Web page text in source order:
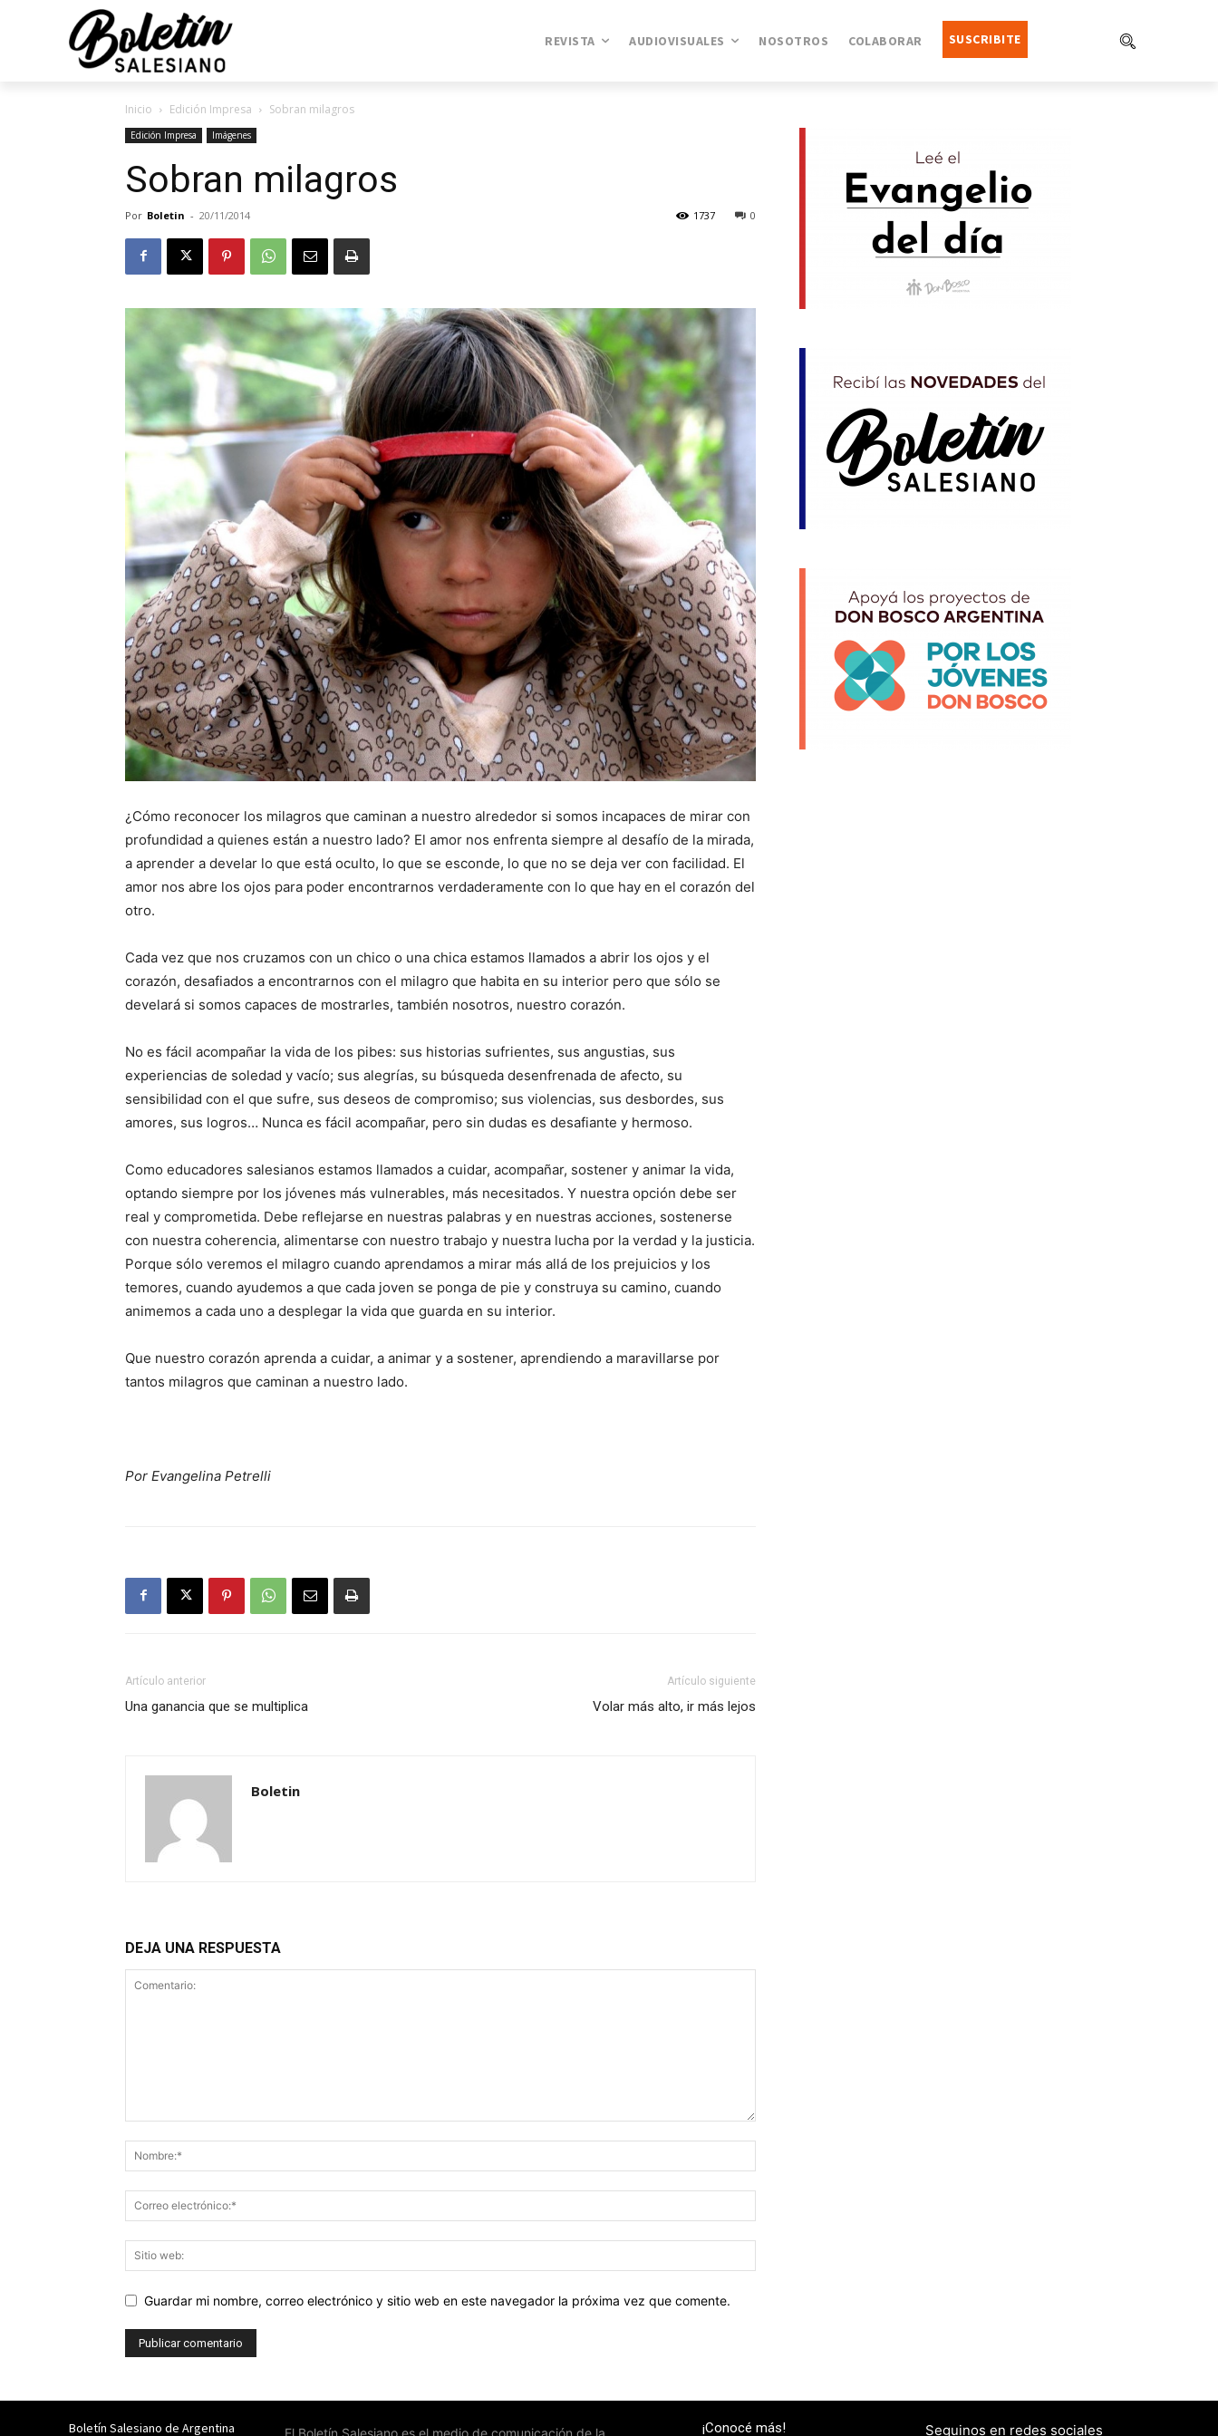
REVISTA AUDIOVISUALES NOSOTROS COLABORAR SUSCRIBITE
Inicio Edición Impresa Sobran milagros
Edición Impresa Imágenes
Sobran milagros
Por Boletin - 20/11/2014 0
1737
¿Cómo reconocer los milagros que caminan a nuestro alrededor si somos incapaces de mirar con
profundidad a quienes están a nuestro lado? El amor nos enfrenta siempre al desafío de la mirada,
a aprender a develar lo que está oculto, lo que se esconde, lo que no se deja ver con facilidad. El
amor nos abre los ojos para poder encontrarnos verdaderamente con lo que hay en el corazón del
otro.
Cada vez que nos cruzamos con un chico o una chica estamos llamados a abrir los ojos y el
corazón, desafiados a encontrarnos con el milagro que habita en su interior pero que sólo se
develará si somos capaces de mostrarles, también nosotros, nuestro corazón.
No es fácil acompañar la vida de los pibes: sus historias sufrientes, sus angustias, sus
experiencias de soledad y vacío; sus alegrías, su búsqueda desenfrenada de afecto, su
sensibilidad con el que sufre, sus deseos de compromiso; sus violencias, sus desbordes, sus
amores, sus logros… Nunca es fácil acompañar, pero sin dudas es desafiante y hermoso.
Como educadores salesianos estamos llamados a cuidar, acompañar, sostener y animar la vida,
optando siempre por los jóvenes más vulnerables, más necesitados. Y nuestra opción debe ser
real y comprometida. Debe reflejarse en nuestras palabras y en nuestras acciones, sostenerse
con nuestra coherencia, alimentarse con nuestro trabajo y nuestra lucha por la verdad y la justicia.
Porque sólo veremos el milagro cuando aprendamos a mirar más allá de los prejuicios y los
temores, cuando ayudemos a que cada joven se ponga de pie y construya su camino, cuando
animemos a cada uno a desplegar la vida que guarda en su interior.
Que nuestro corazón aprenda a cuidar, a animar y a sostener, aprendiendo a maravillarse por
tantos milagros que caminan a nuestro lado.
Por Evangelina Petrelli
Artículo anterior
Una ganancia que se multiplica
Artículo siguiente
Volar más alto, ir más lejos
Boletin
DEJA UNA RESPUESTA
Guardar mi nombre, correo electrónico y sitio web en este navegador la próxima vez que comente.
Boletín Salesiano de Argentina ¡Conocé más! Seguinos en redes sociales